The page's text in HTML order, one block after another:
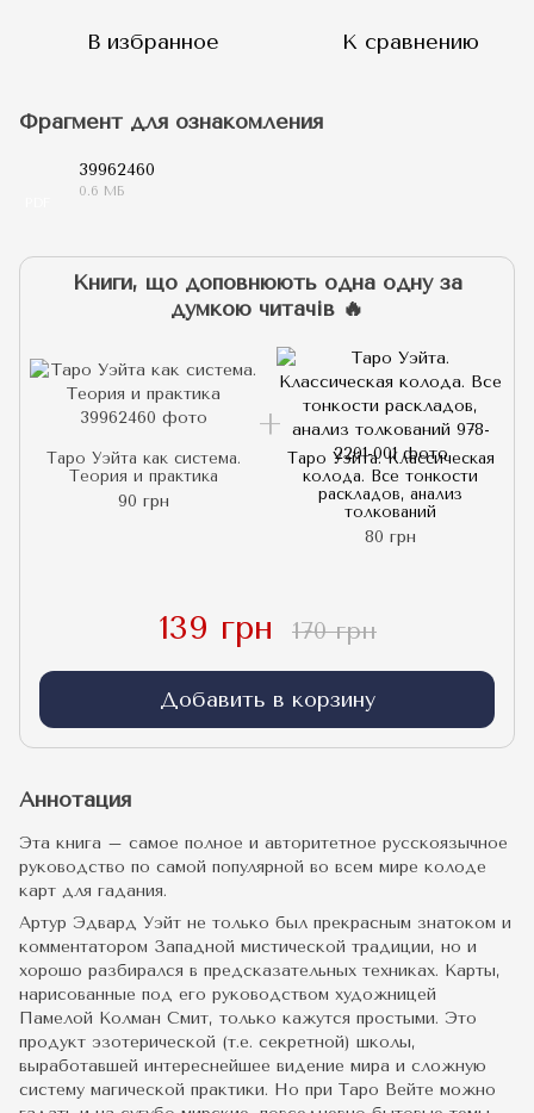
В избранное К сравнению
Фрагмент для ознакомления
39962460
0.6 МБ
Книги, що доповнюють одна одну за
думкою читачів 🔥
Таро Уэйта как система.
Теория и практика
90 грн
Таро Уэйта. Классическая
колода. Все тонкости
раскладов, анализ
толкований
80 грн
139 грн 170 грн
Добавить в корзину
Аннотация
Эта книга – самое полное и авторитетное русскоязычное
руководство по самой популярной во всем мире колоде
карт для гадания.
Артур Эдвард Уэйт не только был прекрасным знатоком и
комментатором Западной мистической традиции, но и
хорошо разбирался в предсказательных техниках. Карты,
нарисованные под его руководством художницей
Памелой Колман Смит, только кажутся простыми. Это
продукт эзотерической (т.е. секретной) школы,
выработавшей интереснейшее видение мира и сложную
систему магической практики. Но при Таро Вейте можно